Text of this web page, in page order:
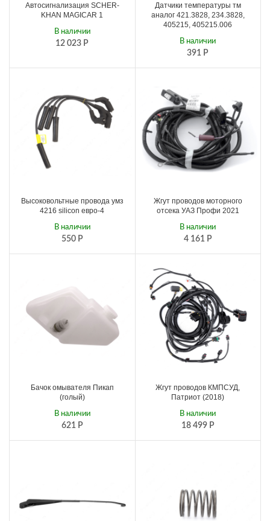
Автосигнализация SCHER-
KHAN MAGICAR 1
12 023 Р
В наличии
Датчики температуры тм
аналог 421.3828, 234.3828,
405215, 405215.006
391 Р
В наличии
Высоковольтные провода умз
4216 silicon евро-4
550 Р
В наличии
Жгут проводов моторного
отсека УАЗ Профи 2021
4 161 Р
В наличии
Бачок омывателя Пикап
(голый)
621 Р
В наличии
Жгут проводов КМПСУД,
Патриот (2018)
18 499 Р
В наличии